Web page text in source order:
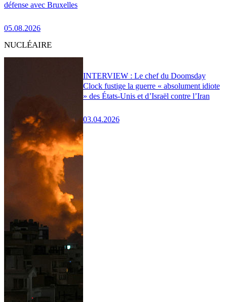
défense avec Bruxelles
05.08.2026
NUCLÉAIRE
INTERVIEW : Le chef du Doomsday
Clock fustige la guerre « absolument idiote
» des États-Unis et d’Israël contre l’Iran
03.04.2026